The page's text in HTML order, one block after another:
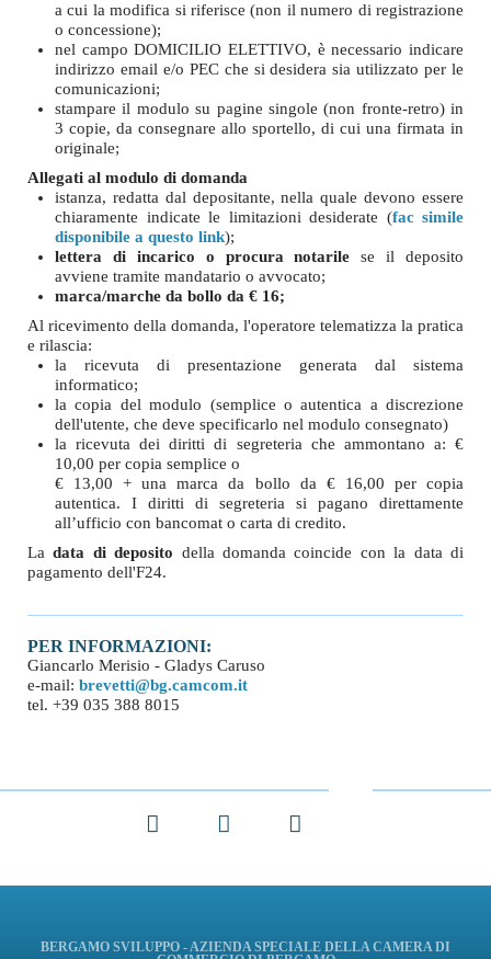
a cui la modifica si riferisce (non il numero di registrazione
o concessione);
nel campo DOMICILIO ELETTIVO, è necessario indicare
indirizzo email e/o PEC che si desidera sia utilizzato per le
comunicazioni;
stampare il modulo su pagine singole (non fronte-retro) in
3 copie, da consegnare allo sportello, di cui una firmata in
originale;
Allegati al modulo di domanda
istanza, redatta dal depositante, nella quale devono essere
chiaramente indicate le limitazioni desiderate (fac simile
disponibile a questo link);
lettera di incarico o procura notarilese il deposito
avviene tramite mandatario o avvocato;
marca/marche da bollo da € 16;
Al ricevimento della domanda, l'operatore telematizza la pratica
e rilascia:
la ricevuta di presentazione generata dal sistema
informatico;
la copia del modulo (semplice o autentica a discrezione
dell'utente, che deve specificarlo nel modulo consegnato)
la ricevuta dei diritti di segreteria che ammontano a: €
10,00 per copia semplice o
€ 13,00 + una marca da bollo da € 16,00 per copia
autentica. I diritti di segreteria si pagano direttamente
all’ufficio con bancomat o carta di credito.
Ladata di deposito della domanda coincide con la data di
pagamento dell'F24.
PER INFORMAZIONI:
Giancarlo Merisio - Gladys Caruso
e-mail: brevetti@bg.camcom.it
tel. +39 035 388 8015
Facebook
BERGAMO SVILUPPO - AZIENDA SPECIALE DELLA CAMERA DI